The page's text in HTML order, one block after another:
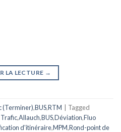
LA LECTURE →
(Terminer),BUS,RTM
Tagged
,Allauch,BUS,Déviation,Fluo
d'itinéraire,MPM,Rond-point de